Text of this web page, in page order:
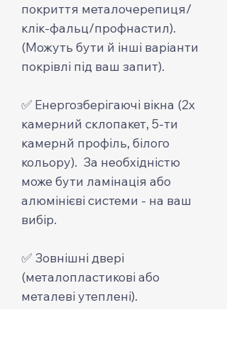
покриття металочерепиця/
клік-фальц/профнастил).
(Можуть бути й інші варіанти
покрівлі під ваш запит).
✅ Енергозберігаючі вікна (2х
камерний склопакет, 5-ти
камернй профіль, білого
кольору). За необхідністю
може бути ламінація або
алюмінієві системи - на ваш
вибір.
✅ Зовнішні двері
(металопластикові або
металеві утеплені).